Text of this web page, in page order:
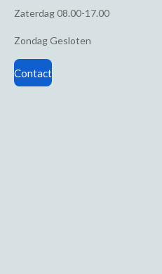
Zaterdag08.00-17.00
ZondagGesloten
Contact